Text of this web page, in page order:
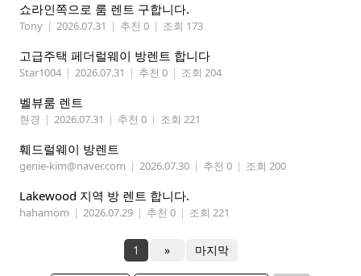
쇼라인쪽으로 룸 렌트 구합니다.
Tony | 2026.07.31 | 추천 0 | 조회 173
고급주택 페더럴웨이 방렌트 합니다
Star1004 | 2026.07.31 | 추천 0 | 조회 204
벨뷰룸 렌트
현경 | 2026.07.31 | 추천 0 | 조회 221
훼드럴웨이 방렌트
genie-kim@naver.com | 2026.07.30 | 추천 0 | 조회 200
Lakewood 지역 방 렌트 합니다.
hahamom | 2026.07.29 | 추천 0 | 조회 221
1 » 마지막